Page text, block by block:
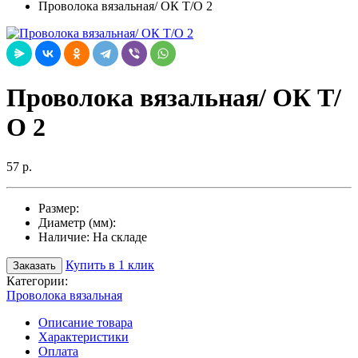
Проволока вязальная/ ОК Т/О 2
Проволока вязальная/ ОК Т/
О 2
57 р.
Размер:
Диаметр (мм):
Наличие: На складе
Заказать
Купить в 1 клик
Категории:
Проволока вязальная
Описание товара
Характеристики
Оплата